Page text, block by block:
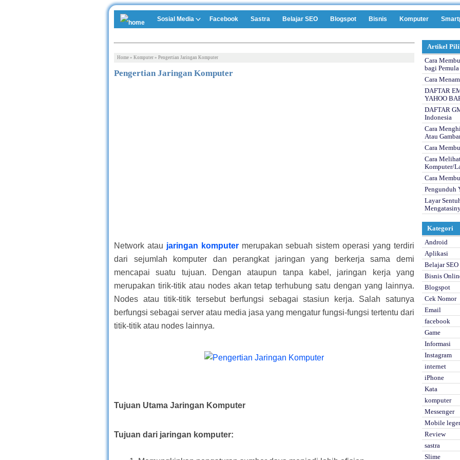
Sosial Media Facebook Sastra Belajar SEO Blogspot Bisnis Komputer
Home » Komputer » Pengertian Jaringan Komputer
Pengertian Jaringan Komputer
Network atau jaringan komputermerupakan sebuah sistem operasi yang terdiri
dari sejumlah komputer dan perangkat jaringan yang berkerja sama demi
mencapai suatu tujuan. Dengan ataupun tanpa kabel, jaringan kerja yang
merupakan tirik-titik atau nodes akan tetap terhubung satu dengan yang lainnya.
Nodes atau titik-titik tersebut berfungsi sebagai stasiun kerja. Salah satunya
berfungsi sebagai server atau media jasa yang mengatur fungsi-fungsi tertentu dari
titik-titik atau nodes lainnya.
Tujuan Utama Jaringan Komputer
Tujuan dari jaringan komputer:
Artikel
Cara
bagi Pemula
Cara
DAFTAR
YAHOO
DAFTAR
Indonesia
Cara
Atau
Cara
Cara
Komputer/
Cara
Pengunduh
Layar
Kategori
Android
Aplikasi
Belajar SEO
Bisnis
Blogspot
Cek Nomor
Email
facebook
Game
Informasi
Instagram
internet
iPhone
Kata
komputer
Messenger
Mobile
Review
sastra
Slime